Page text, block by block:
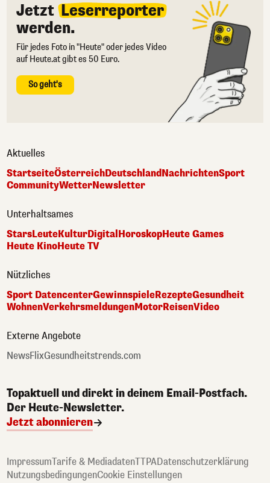
Jetzt Leserreporter
werden.
Für jedes Foto in "Heute" oder jedes Video
auf Heute.at gibt es 50 Euro.
So geht's
Aktuelles
StartseiteÖsterreichDeutschlandNachrichtenSport
CommunityWetterNewsletter
Unterhaltsames
StarsLeuteKulturDigital HoroskopHeute Games
Heute KinoHeute TV
Nützliches
Sport DatencenterGewinnspieleRezepteGesundheit
WohnenVerkehrsmeldungenMotorReisenVideo
Externe Angebote
NewsFlixGesundheitstrends.com
Topaktuell und direkt in deinem Email-Postfach.
Der Heute-Newsletter.
Jetzt abonnieren
ImpressumTarife & MediadatenTTPADatenschutzerklärung
NutzungsbedingungenCookie Einstellungen